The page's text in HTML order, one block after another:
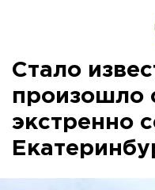
Стало
произошло
экстренно